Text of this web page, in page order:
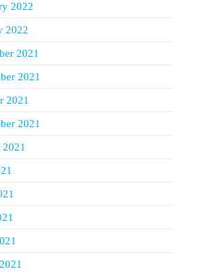
2022
2022
2021
2021
2021
2021